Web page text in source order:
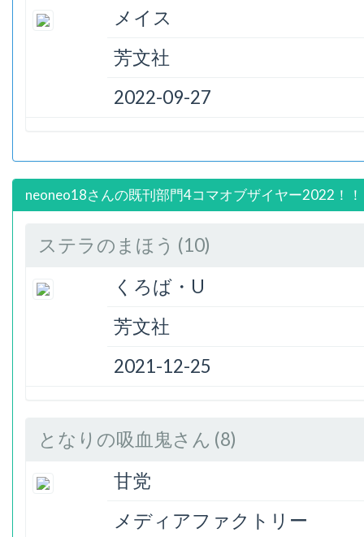
メイス
芳文社
2022-09-27
neoneo18さんの既刊部門4コマオブザイヤー2022！！
ステラのまほう (10)
くろば・U
芳文社
2021-12-25
となりの吸血鬼さん (8)
甘党
メディアファクトリー